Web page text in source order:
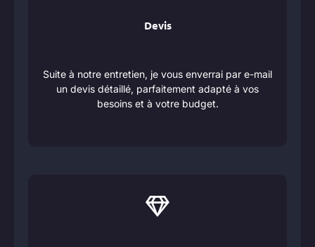
Devis
Suite à notre entretien, je vous enverrai par e-mail
un devis détaillé, parfaitement adapté à vos
besoins et à votre budget.